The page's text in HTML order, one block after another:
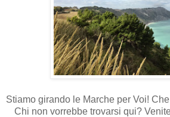
Stiamo girando le Marche per Voi!
Chi non vorrebbe trovarsi qui?